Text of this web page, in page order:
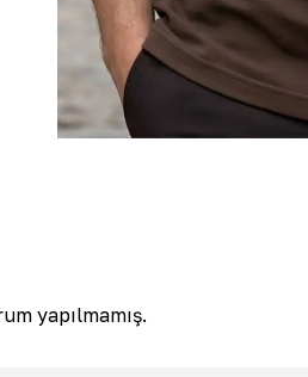
yapılmamış.